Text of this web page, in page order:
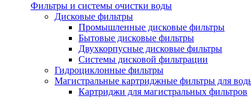
Фильтры и системы очистки воды
Дисковые фильтры
Промышленные дисковые фильтры
Бытовые дисковые фильтры
Двухкорпусные дисковые фильтры
Системы дисковой фильтрации
Гидроциклонные фильтры
Магистральные картриджные фильтры для
Картриджи для магистральных фильтров